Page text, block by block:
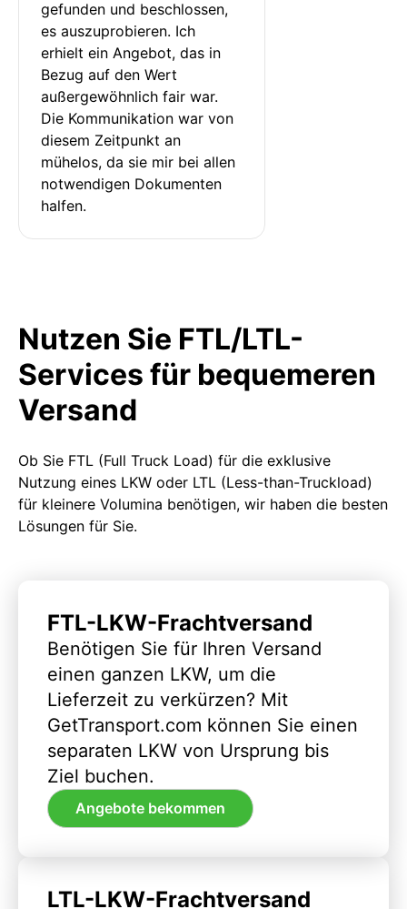
gefunden und beschlossen,
es auszuprobieren. Ich
erhielt ein Angebot, das in
Bezug auf den Wert
außergewöhnlich fair war.
Die Kommunikation war von
diesem Zeitpunkt an
mühelos, da sie mir bei allen
notwendigen Dokumenten
halfen.
Nutzen Sie FTL/LTL-
Services für bequemeren
Versand
Ob Sie FTL (Full Truck Load) für die exklusive
Nutzung eines LKW oder LTL (Less-than-Truckload)
für kleinere Volumina benötigen, wir haben die besten
Lösungen für Sie.
FTL-LKW-Frachtversand
Benötigen Sie für Ihren Versand
einen ganzen LKW, um die
Lieferzeit zu verkürzen? Mit
GetTransport.com können Sie einen
separaten LKW von Ursprung bis
Ziel buchen.
Angebote bekommen
LTL-LKW-Frachtversand